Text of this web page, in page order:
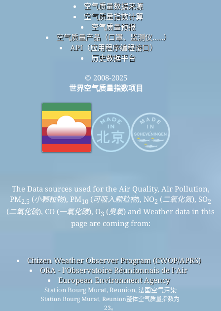
空气质量数据来源
空气质量指数计算
空气质量预报
空气质量产品（口罩、监测仪……）
API（应用程序编程接口）
历史数据平台
© 2008-2025
世界空气质量指数项目
The Data sources used for the Air Quality, Air Pollution,
PM2.5 (小颗粒物), PM10 (可吸入颗粒物), NO2 (二氧化氮), SO2
(二氧化硫), CO (一氧化碳), O3 (臭氧) and Weather data in this
page are coming from:
Citizen Weather Observer Program (CWOP/APRS)
ORA - l'Observatoire Réunionnais de l’Air
European Environment Agency
Station Bourg Murat, Reunion, 法国空气污染
Station Bourg Murat, Reunion整体空气质量指数为
23。